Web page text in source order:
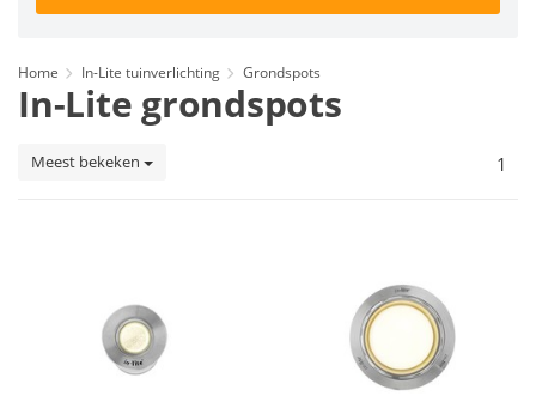
Home In-Lite tuinverlichting Grondspots
In-Lite grondspots
Meest bekeken 1